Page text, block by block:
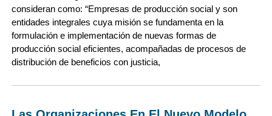
consideran como: “Empresas de producción social y son
entidades integrales cuya misión se fundamenta en la
formulación e implementación de nuevas formas de
producción social eficientes, acompañadas de procesos de
distribución de beneficios con justicia,